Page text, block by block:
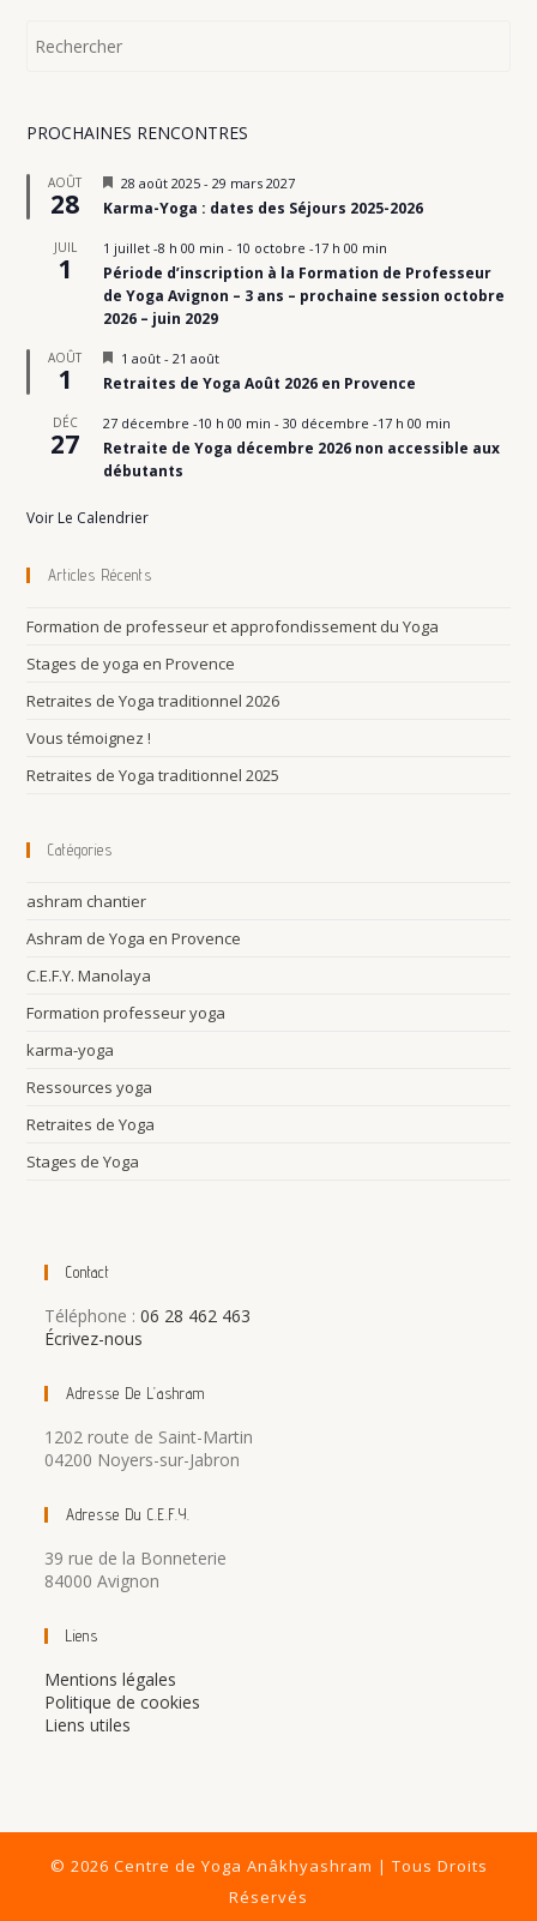
PROCHAINES RENCONTRES
AOÛT
28
M
s
n
a
v
n
28 août 2025 -29 mars 2027
Karma-Yoga : dates des Séjours 2025-2026
JUIL
1
1 juillet -8 h 00 min - 10 octobre -17 h 00 min
Période d’inscription à la Formation de Professeur
de Yoga Avignon – 3 ans – prochaine session octobre
2026 – juin 2029
AOÛT
1
M
s
n
a
v
t
1 août -21 août
Retraites de Yoga Août 2026 en Provence
DÉC
27
27 décembre -10 h 00 min -30 décembre -17 h 00 min
Retraite de Yoga décembre 2026 non accessible aux
débutants
Voir Le Calendrier
Articles Récents
Formation de professeur et approfondissement du Yoga
Stages de yoga en Provence
Retraites de Yoga traditionnel 2026
Vous témoignez !
Retraites de Yoga traditionnel 2025
Catégories
ashram chantier
Ashram de Yoga en Provence
C.E.F.Y. Manolaya
Formation professeur yoga
karma-yoga
Ressources yoga
Retraites de Yoga
Stages de Yoga
Contact
Téléphone :06 28 462 463
Écrivez-nous
Adresse De L’ashram
1202 route de Saint-Martin
04200 Noyers-sur-Jabron
Adresse Du C.E.F.Y.
39 rue de la Bonneterie
84000 Avignon
Liens
Mentions légales
Politique de cookies
Liens utiles
© 2026 Centre de Yoga Anâkhyashram | Tous Droits
Réservés